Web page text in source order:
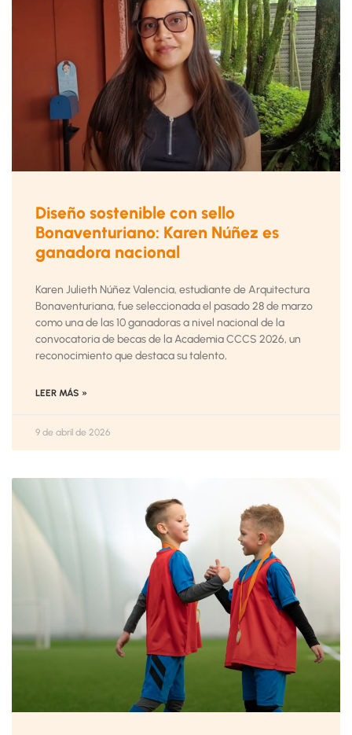
Diseño sostenible con sello
Bonaventuriano: Karen Núñez es
ganadora nacional
Karen Julieth Núñez Valencia, estudiante de Arquitectura
Bonaventuriana, fue seleccionada el pasado 28 de marzo
como una de las 10 ganadoras a nivel nacional de la
convocatoria de becas de la Academia CCCS 2026, un
reconocimiento que destaca su talento,
LEER MÁS »
9 de abril de 2026